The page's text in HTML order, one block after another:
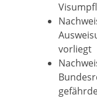
vorliegt